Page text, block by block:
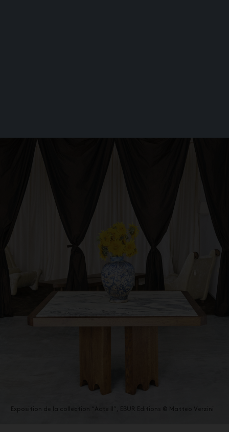
Exposition de la collection “Acte II”, EBUR Editions © Matteo Verzini